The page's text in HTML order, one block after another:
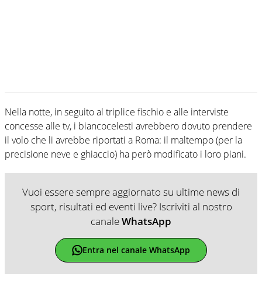
Nella notte, in seguito al triplice fischio e alle interviste
concesse alle tv, i biancocelesti avrebbero dovuto prendere
il volo che li avrebbe riportati a Roma: il maltempo (per la
precisione neve e ghiaccio) ha però modificato i loro piani.
Vuoi essere sempre aggiornato su ultime news di
sport, risultati ed eventi live? Iscriviti al nostro
canaleWhatsApp
Entra nel canale WhatsApp